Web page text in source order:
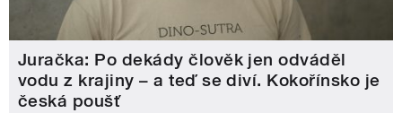
Juračka: Po dekády člověk jen odváděl
vodu z krajiny – a teď se diví. Kokořínsko je
česká poušť